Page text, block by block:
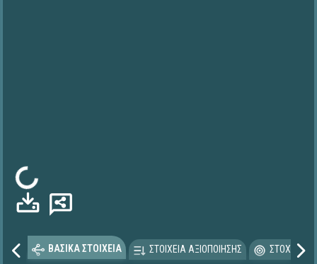
Φόρτωση...
ΒΑΣΙΚΑ ΣΤΟΙΧΕΙΑ ΣΤΟΙΧΕΙΑ ΑΞΙΟΠΟΙΗΣΗΣ